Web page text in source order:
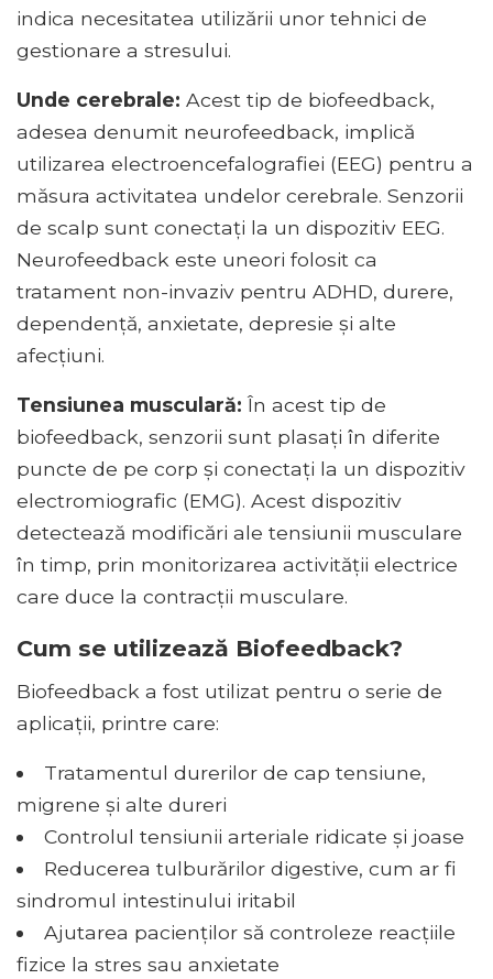
indica necesitatea utilizării unor tehnici de
gestionare a stresului.
Unde cerebrale: Acest tip de biofeedback,
adesea denumit neurofeedback, implică
utilizarea electroencefalografiei (EEG) pentru a
măsura activitatea undelor cerebrale. Senzorii
de scalp sunt conectați la un dispozitiv EEG.
Neurofeedback este uneori folosit ca
tratament non-invaziv pentru ADHD, durere,
dependență, anxietate, depresie și alte
afecțiuni.
Tensiunea musculară: În acest tip de
biofeedback, senzorii sunt plasați în diferite
puncte de pe corp și conectați la un dispozitiv
electromiografic (EMG). Acest dispozitiv
detectează modificări ale tensiunii musculare
în timp, prin monitorizarea activității electrice
care duce la contracții musculare.
Cum se utilizează Biofeedback?
Biofeedback a fost utilizat pentru o serie de
aplicații, printre care:
Tratamentul durerilor de cap tensiune,
migrene și alte dureri
Controlul tensiunii arteriale ridicate și joase
Reducerea tulburărilor digestive, cum ar fi
sindromul intestinului iritabil
Ajutarea pacienților să controleze reacțiile
fizice la stres sau anxietate